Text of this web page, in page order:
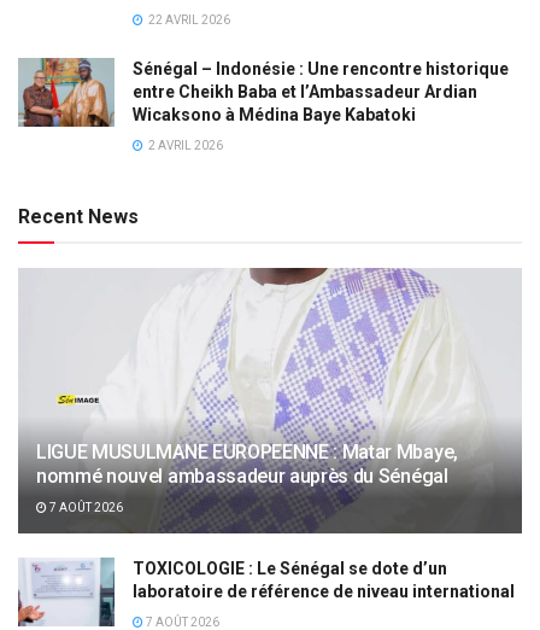
22 AVRIL 2026
Sénégal – Indonésie : Une rencontre historique
entre Cheikh Baba et l’Ambassadeur Ardian
Wicaksono à Médina Baye Kabatoki
2 AVRIL 2026
Recent News
LIGUE MUSULMANE EUROPEENNE : Matar Mbaye,
nommé nouvel ambassadeur auprès du Sénégal
7 AOÛT 2026
TOXICOLOGIE : Le Sénégal se dote d’un
laboratoire de référence de niveau international
7 AOÛT 2026